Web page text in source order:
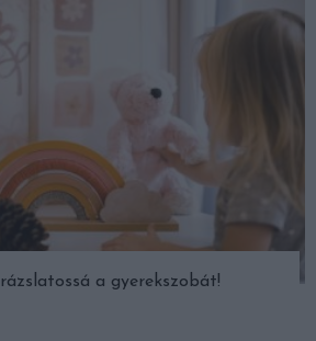
a gyerekszobát!